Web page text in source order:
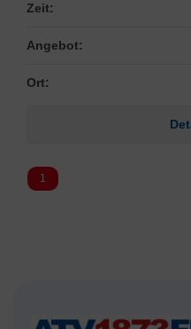
Zeit:
Angebot:
Ort:
1